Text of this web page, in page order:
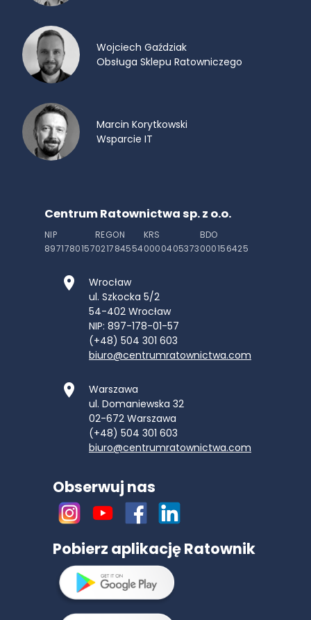
Wojciech Gaździak
Obsługa Sklepu Ratowniczego
Marcin Korytkowski
Wsparcie IT
Centrum Ratownictwa sp. z o.o.
NIP
8971780157
REGON
021784554
KRS
0000405373
BDO
000156425
Wrocław
ul. Szkocka 5/2
54-402 Wrocław
NIP: 897-178-01-57
(+48) 504 301 603
biuro@centrumratownictwa.com
Warszawa
ul. Domaniewska 32
02-672 Warszawa
(+48) 504 301 603
biuro@centrumratownictwa.com
Obserwuj nas
Pobierz aplikację Ratownik